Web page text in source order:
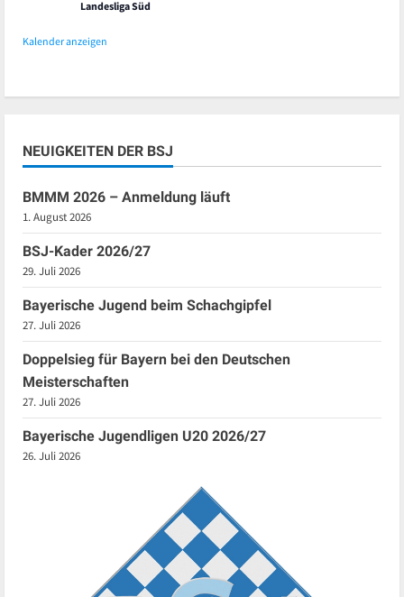
Landesliga Süd
Kalender anzeigen
NEUIGKEITEN DER BSJ
BMMM 2026 – Anmeldung läuft
1. August 2026
BSJ-Kader 2026/27
29. Juli 2026
Bayerische Jugend beim Schachgipfel
27. Juli 2026
Doppelsieg für Bayern bei den Deutschen
Meisterschaften
27. Juli 2026
Bayerische Jugendligen U20 2026/27
26. Juli 2026